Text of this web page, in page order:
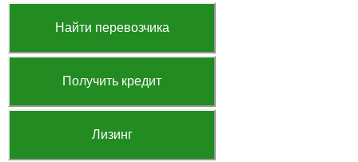
Найти перевозчика
Получить кредит
Лизинг